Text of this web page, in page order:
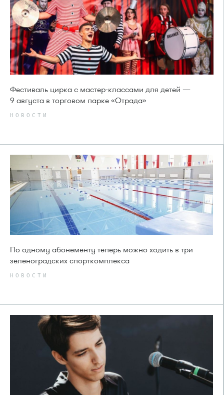
Фестиваль цирка с мастер-классами для детей —
9 августа в торговом парке «Отрада»
НОВОСТИ
По одному абонементу теперь можно ходить в три
зеленоградских спорткомплекса
НОВОСТИ